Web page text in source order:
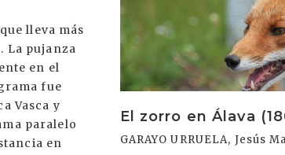
lleva más
La pujanza
en el
fue
Vasca y
paralelo
en
El zorro en Álava
GARAYO URRUELA, Jesús